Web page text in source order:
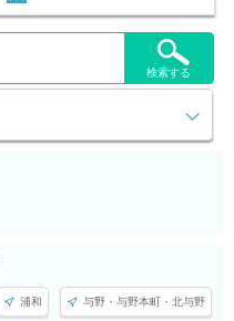
検索する
浦和 与野・与野本町・北与野